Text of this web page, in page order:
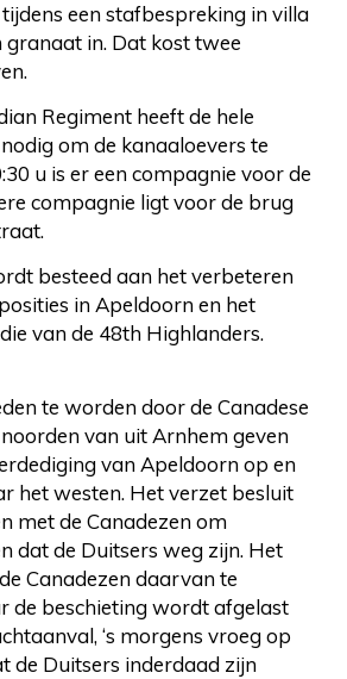
tijdens een stafbespreking in villa
granaat in. Dat kost twee
Regiment heeft de hele
om de kanaaloevers te
u is er een compagnie voor de
compagnie ligt voor de brug
besteed aan het verbeteren
in Apeldoorn en het
van de 48th Highlanders.
te worden door de Canadese
van uit Arnhem geven
van Apeldoorn op en
het westen. Het verzet besluit
met de Canadezen om
dat de Duitsers weg zijn. Het
Canadezen daarvan te
de beschieting wordt afgelast
‘s morgens vroeg op
de Duitsers inderdaad zijn